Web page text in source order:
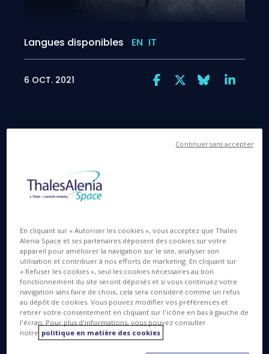
Langues disponibles EN IT
6 OCT. 2021
Orion fait partie du programme
d’exploration lunaire Artemis de la NASA,
dans le cadre duquel Thales Alenia Space
thermomécaniques des modules de
service européens ESM
Turin, le 6 octobre 2021- Thales Alenia Space,
société conjointe entre Thales (67 %) et Leonardo
(33 %), annonce ce jour avoir contribué à
l’intégration finale des systèmes critiques du
deuxième module de service européen (ESM 2)
d’Orion dans les salles blanches d’Airbus à Brême,
En cliquant sur « Autoriser les cookies », vous acceptez que Thales
Alenia Space et ses partenaires déposent des cookies sur votre
appareil pour améliorer la navigation sur le site, analyser son
utilisation et contribuer à nos efforts de marketing. En cliquant sur
« Refuser les cookies », seul les cookies nécessaires au bon
fonctionnement du site seront déposés et si vous continuez votre
navigation sans faire de choix, cela sera considéré comme un refus
au dépôt de cookies. Vous pouvez modifier vos préférences et
retirer votre consentement en cliquant sur l'icône en bas à gauche de
l'écran. Pour plus d'informations, vous pouvez consulter
notre politique en matière des cookies
Continuer sans accepter